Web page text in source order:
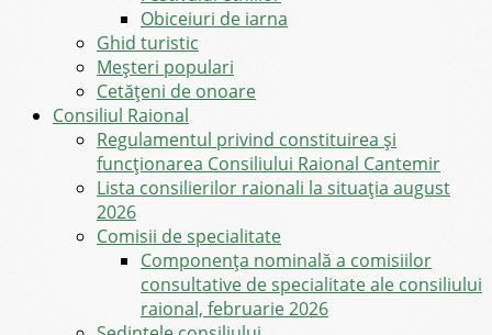
Obiceiuri de iarna
Ghid turistic
Meşteri populari
Cetățeni de onoare
Consiliul Raional
Regulamentul privind constituirea şi
funcţionarea Consiliului Raional Cantemir
Lista consilierilor raionali la situația august
2026
Comisii de specialitate
Componența nominală a comisiilor
consultative de specialitate ale consiliului
raional, februarie 2026